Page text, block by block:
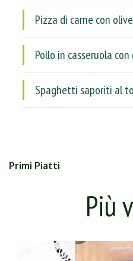
Pizza di carne con
Pollo in casseruola
Spaghetti saporiti al
Primi Piatti
Più